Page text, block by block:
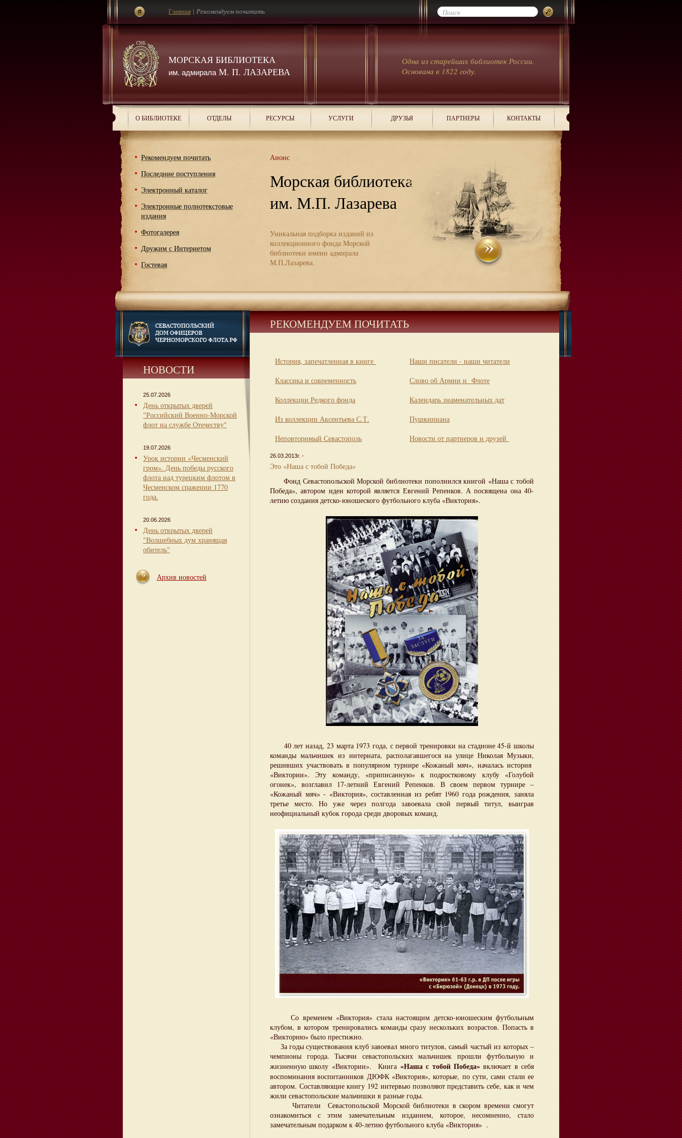
МОРСКАЯ БИБЛИОТЕКА
им. адмиралаМ. П. ЛАЗАРЕВА
Одна из старейших библиотек России.
Основана в 1822 году.
Главная | Рекомендуем почитать
О БИБЛИОТЕКЕ ОТДЕЛЫ РЕСУРСЫ УСЛУГИ ДРУЗЬЯ ПАРТНЕРЫ КОНТАКТЫ
Рекомендуем почитать
Последние поступления
Электронный каталог
Электронные полнотекстовые
издания
Фотогалерея
Дружим с Интернетом
Гостевая
Анонс
Морская библиотека
им. М.П. Лазарева
Уникальная подборка изданий из
коллекционного фонда Морской
библиотеки имени адмирала
М.П.Лазарева.
НОВОСТИ
25.07.2026
День открытых дверей
"Российский Военно-Морской
флот на службе Отечеству"
19.07.2026
Урок истории «Чесменский
гром». День победы русского
флота над турецким флотом в
Чесменском сражении 1770
года.
20.06.2026
День открытых дверей
"Волшебных дум хранящая
обитель"
Архив новостей
РЕКОМЕНДУЕМ ПОЧИТАТЬ
История, запечатленная в книге
Классика и современность
Коллекции Редкого фонда
Из коллекции Аксентьева С.Т.
Неповторимый Севастополь
Наши писатели - наши читатели
Слово об Армии и Флоте
Календарь знаменательных дат
Пушкиниана
Новости от партнеров и друзей
26.03.2013г. -
Это «Наша с тобой Победа»
Фонд Севастопольской Морской библиотеки пополнился книгой «Наша с тобой
Победа», автором идеи которой является Евгений Репенков. А посвящена она 40-
летию создания детско-юношеского футбольного клуба «Виктория».
40 лет назад, 23 марта 1973 года, с первой тренировки на стадионе 45-й школы
команды мальчишек из интерната, располагавшегося на улице Николая Музыки,
решивших участвовать в популярном турнире «Кожаный мяч», началась история
«Виктории». Эту команду, «приписанную» к подростковому клубу «Голубой
огонек», возглавил 17-летний Евгений Репенков. В своем первом турнире –
«Кожаный мяч» - «Виктория», составленная из ребят 1960 года рождения, заняла
третье место. Но уже через полгода завоевала свой первый титул, выиграв
неофициальный кубок города среди дворовых команд.
Со временем «Виктория» стала настоящим детско-юношеским футбольным
клубом, в котором тренировались команды сразу нескольких возрастов. Попасть в
«Викторию» было престижно.
За годы существования клуб завоевал много титулов, самый частый из которых –
чемпионы города. Тысячи севастопольских мальчишек прошли футбольную и
жизненную школу «Виктории». Книга «Наша с тобой Победа»включает в себя
воспоминания воспитанников ДЮФК «Виктория», которые, по сути, сами стали ее
автором. Составляющие книгу 192 интервью позволяют представить себе, как и чем
жили севастопольские мальчишки в разные годы.
Читатели Севастопольской Морской библиотеки в скором времени смогут
ознакомиться с этим замечательным изданием, которое, несомненно, стало
замечательным подарком к 40-летию футбольного клуба «Виктория» .